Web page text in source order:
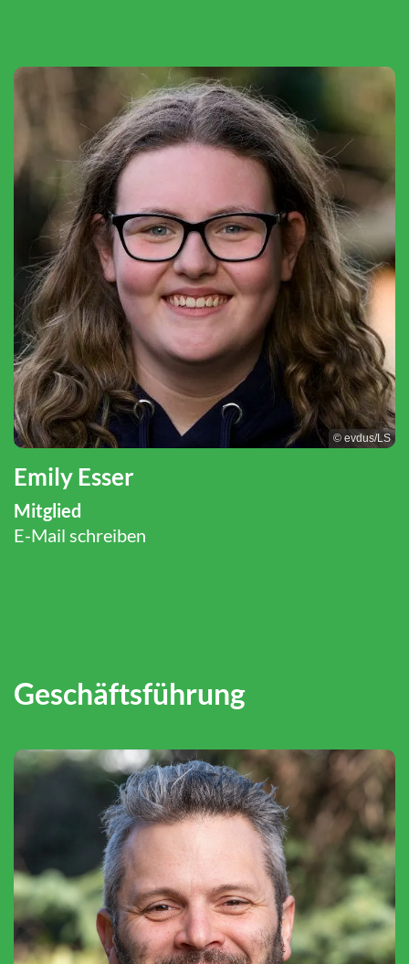
© evdus/LS
Emily Esser
Mitglied
E-Mail schreiben
Geschäftsführung